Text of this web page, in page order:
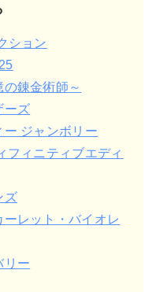
ション
錬金術師～
ーズ
ー ジャンボリー
フィニティブエディ
ズ
レット・バイオレ
リー